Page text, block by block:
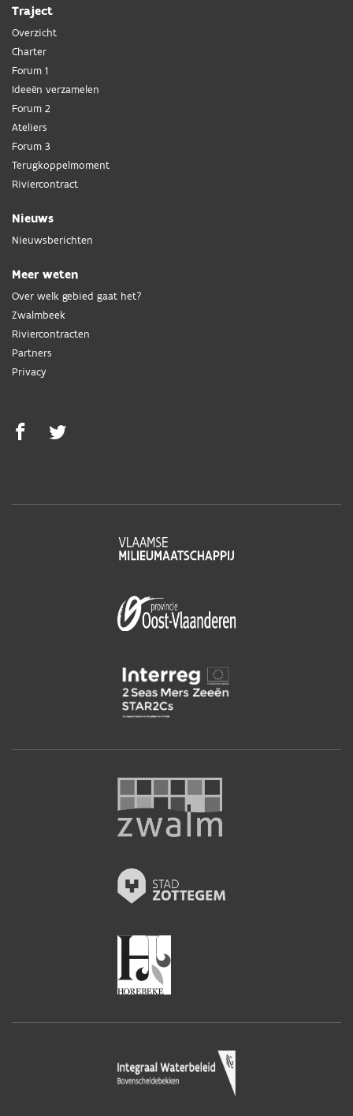
Traject
Overzicht
Charter
Forum 1
Ideeën verzamelen
Forum 2
Ateliers
Forum 3
Terugkoppelmoment
Riviercontract
Nieuws
Nieuwsberichten
Meer weten
Over welk gebied gaat het?
Zwalmbeek
Riviercontracten
Partners
Privacy